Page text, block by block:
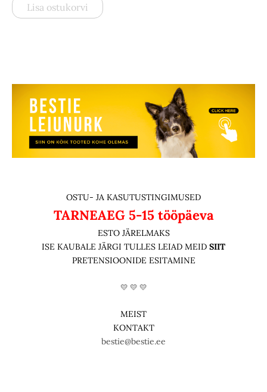
Lisa ostukorvi
OSTU- JA KASUTUSTINGIMUSED
TARNEAEG 5-15 tööpäeva
ESTO JÄRELMAKS
ISE KAUBALE JÄRGI TULLES LEIAD MEID SIIT
PRETENSIOONIDE ESITAMINE
💛 💛 💛
MEIST
KONTAKT
bestie@bestie.ee